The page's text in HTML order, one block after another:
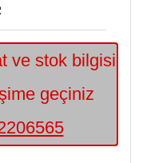
ve stok bilgisi
geçiniz